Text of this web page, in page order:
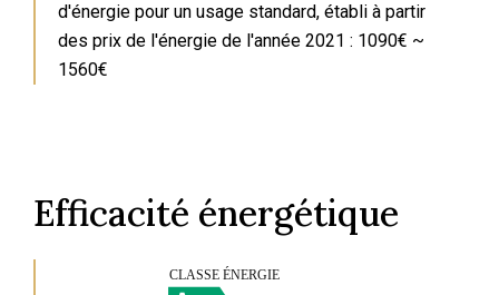
d'énergie pour un usage standard, établi à partir
des prix de l'énergie de l'année 2021 : 1090€ ~
1560€
Efficacité énergétique